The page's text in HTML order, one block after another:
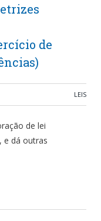
de
LEIS
de lei
e dá outras